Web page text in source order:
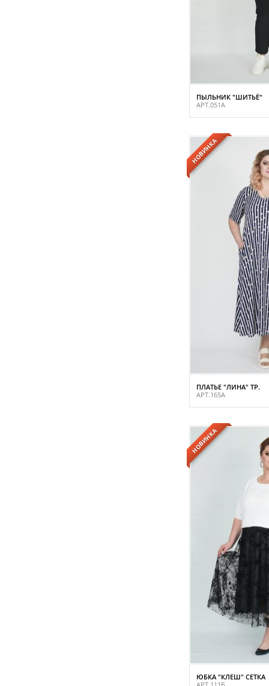
ПЫЛЬНИК "ШИТЬЁ"
АРТ.051А
НОВИНКА
ПЛАТЬЕ "ЛИНА" ТР.
АРТ.165А
НОВИНКА
ЮБКА "КЛЕШ" СЕТКА